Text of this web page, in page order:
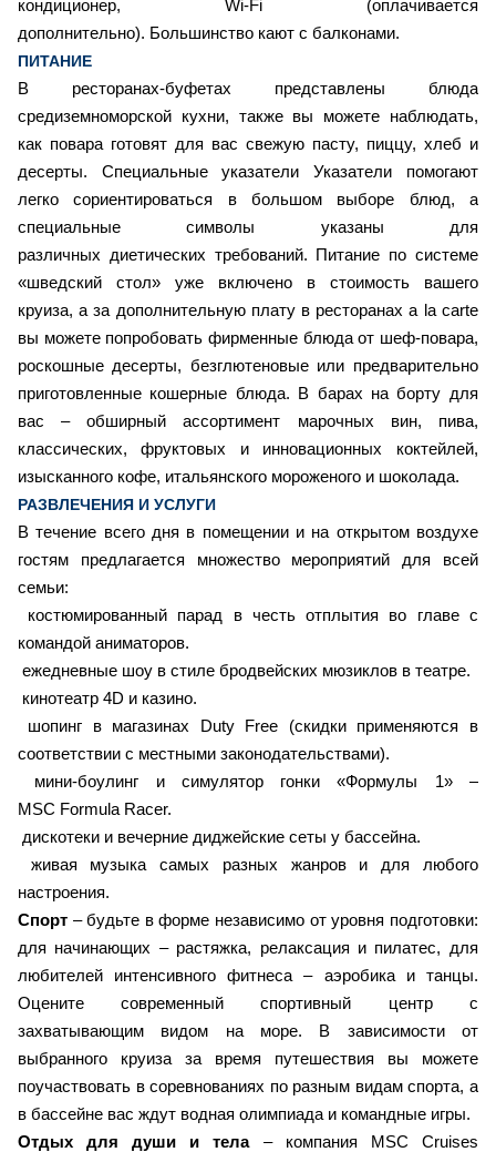
кондиционер, Wi-Fi (оплачивается
дополнительно). Большинство кают с балконами.
ПИТАНИЕ
В ресторанах-буфетах представлены блюда
средиземноморской кухни, также вы можете наблюдать,
как повара готовят для вас свежую пасту, пиццу, хлеб и
десерты. Специальные указатели Указатели помогают
легко сориентироваться в большом выборе блюд, а
специальные символы указаны для
различных диетических требований. Питание по системе
«шведский стол» уже включено в стоимость вашего
круиза, а за дополнительную плату в ресторанах a la carte
вы можете попробовать фирменные блюда от шеф-повара,
роскошные десерты, безглютеновые или предварительно
приготовленные кошерные блюда. В барах на борту для
вас – обширный ассортимент марочных вин, пива,
классических, фруктовых и инновационных коктейлей,
изысканного кофе, итальянского мороженого и шоколада.
РАЗВЛЕЧЕНИЯ И УСЛУГИ
В течение всего дня в помещении и на открытом воздухе
гостям предлагается множество мероприятий для всей
семьи:
костюмированный парад в честь отплытия во главе с
командой аниматоров.
ежедневные шоу в стиле бродвейских мюзиклов в театре.
кинотеатр 4D и казино.
шопинг в магазинах Duty Free (скидки применяются в
соответствии с местными законодательствами).
мини-боулинг и симулятор гонки «Формулы 1» –
MSC Formula Racer.
дискотеки и вечерние диджейские сеты у бассейна.
живая музыка самых разных жанров и для любого
настроения.
Спорт – будьте в форме независимо от уровня подготовки:
для начинающих – растяжка, релаксация и пилатес, для
любителей интенсивного фитнеса – аэробика и танцы.
Оцените современный спортивный центр с
захватывающим видом на море. В зависимости от
выбранного круиза за время путешествия вы можете
поучаствовать в соревнованиях по разным видам спорта, а
в бассейне вас ждут водная олимпиада и командные игры.
Отдых для души и тела– компания MSC Cruises